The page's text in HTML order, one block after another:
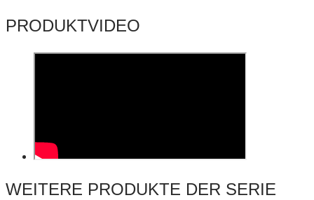
PRODUKTVIDEO
WEITERE PRODUKTE DER SERIE